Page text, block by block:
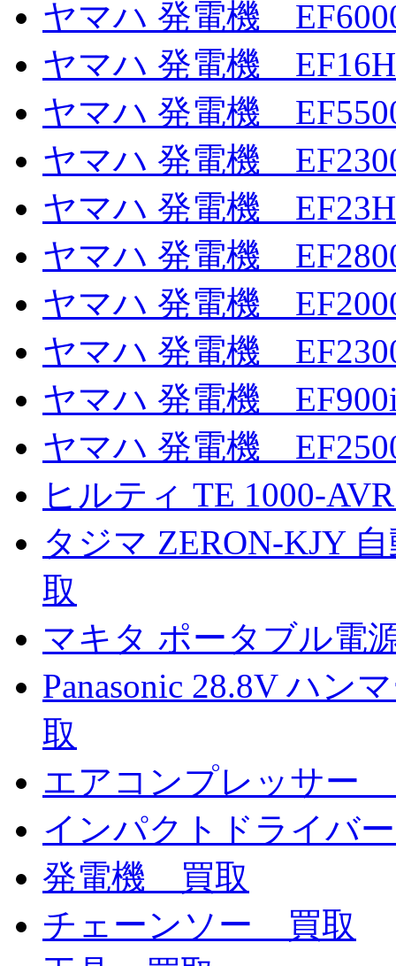
ヤマハ 発電機
ヤマハ 発電機
ヤマハ 発電機
ヤマハ 発電機
ヤマハ 発電機
ヤマハ 発電機
ヤマハ 発電機
ヤマハ 発電機
ヤマハ 発電機
ヤマハ 発電機
ヒルティ TE 1000-
タジマ ZERON-KJY
取
マキタ ポータブル電
Panasonic 28.8V ハン
取
エアコンプレッサー
インパクトドライバ
発電機 買取
チェーンソー 買取